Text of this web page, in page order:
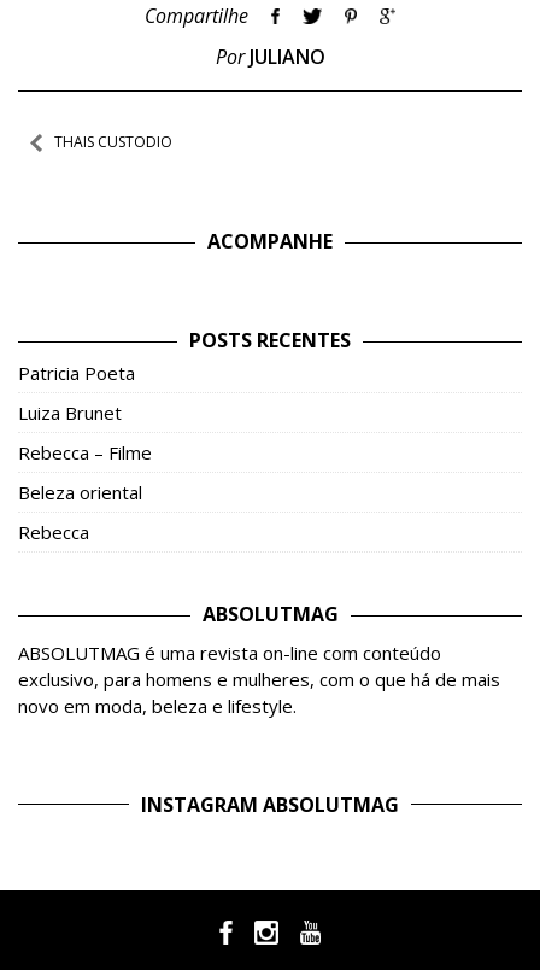
Compartilhe
PorJULIANO
Navegação
THAIS CUSTODIO
ACOMPANHE
POSTS RECENTES
Patricia Poeta
Luiza Brunet
Rebecca – Filme
Beleza oriental
Rebecca
ABSOLUTMAG
ABSOLUTMAG é uma revista on-line com conteúdo
exclusivo, para homens e mulheres, com o que há de mais
novo em moda, beleza e lifestyle.
INSTAGRAM ABSOLUTMAG